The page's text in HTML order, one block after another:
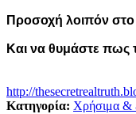
Προσοχή λοιπόν στο
Και να θυμάστε πως
http://
Κατηγορία: Χρήσιμα &